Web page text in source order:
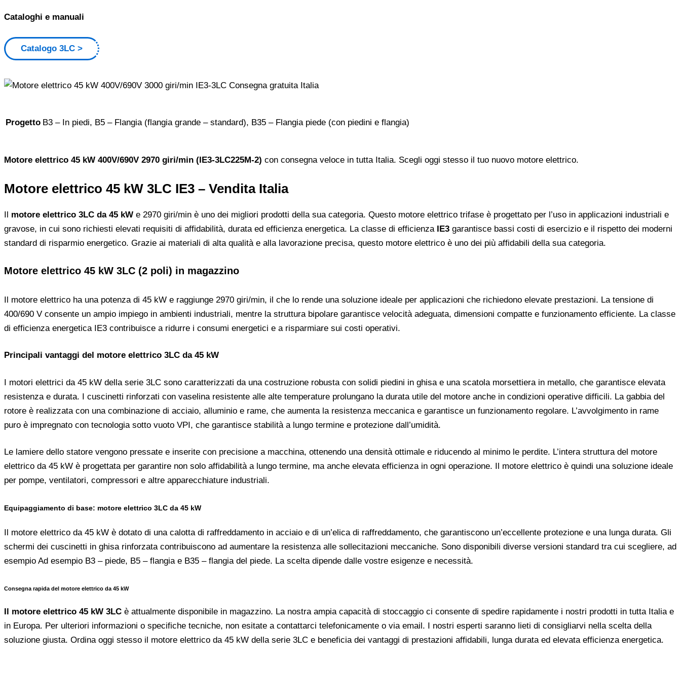
Cataloghi e manuali
Catalogo 3LC
Progetto B3 – In piedi, B5 – Flangia (flangia grande – standard), B35 – Flangia piede (con piedini e flangia)
Motore elettrico 45 kW 400V/690V 2970 giri/min (IE3-3LC225M-2) con consegna veloce in tutta Italia. Scegli oggi stesso il tuo nuovo motore elettrico.
Motore elettrico 45 kW 3LC IE3 – Vendita Italia
motore elettrico 3LC da 45 kW e 2970 giri/min è uno dei migliori prodotti della sua categoria. Questo motore elettrico trifase è progettato per l’uso in applicazioni industriali e
gravose, in cui sono richiesti elevati requisiti di affidabilità, durata ed efficienza energetica. La classe di efficienza
IE3 garantisce bassi costi di esercizio e il rispetto dei moderni
standard di risparmio energetico. Grazie ai materiali di alta qualità e alla lavorazione precisa, questo motore elettrico è uno dei più affidabili della sua categoria.
Motore elettrico 45 kW 3LC (2 poli) in magazzino
Il motore elettrico ha una potenza di 45 kW e raggiunge 2970 giri/min, il che lo rende una soluzione ideale per applicazioni che richiedono elevate prestazioni. La tensione di
400/690 V consente un ampio impiego in ambienti industriali, mentre la struttura bipolare garantisce velocità adeguata, dimensioni compatte e funzionamento efficiente. La classe
di efficienza energetica IE3 contribuisce a ridurre i consumi energetici e a risparmiare sui costi operativi.
Principali vantaggi del motore elettrico 3LC da 45 kW
I motori elettrici da 45 kW della serie 3LC sono caratterizzati da una costruzione robusta con solidi piedini in ghisa e una scatola morsettiera in metallo, che garantisce elevata
resistenza e durata. I cuscinetti rinforzati con vaselina resistente alle alte temperature prolungano la durata utile del motore anche in condizioni operative difficili. La gabbia del
rotore è realizzata con una combinazione di acciaio, alluminio e rame, che aumenta la resistenza meccanica e garantisce un funzionamento regolare. L’avvolgimento in rame
puro è impregnato con tecnologia sotto vuoto VPI, che garantisce stabilità a lungo termine e protezione dall’umidità.
Le lamiere dello statore vengono pressate e inserite con precisione a macchina, ottenendo una densità ottimale e riducendo al minimo le perdite. L’intera struttura del motore
elettrico da 45 kW è progettata per garantire non solo affidabilità a lungo termine, ma anche elevata efficienza in ogni operazione. Il motore elettrico è quindi una soluzione ideale
per pompe, ventilatori, compressori e altre apparecchiature industriali.
Equipaggiamento di base: motore elettrico 3LC da 45 kW
Il motore elettrico da 45 kW è dotato di una calotta di raffreddamento in acciaio e di un’elica di raffreddamento, che garantiscono un’eccellente protezione e una lunga durata. Gli
schermi dei cuscinetti in ghisa rinforzata contribuiscono ad aumentare la resistenza alle sollecitazioni meccaniche. Sono disponibili diverse versioni standard tra cui scegliere, ad
esempio Ad esempio B3 – piede, B5 – flangia e B35 – flangia del piede. La scelta dipende dalle vostre esigenze e necessità.
Consegna rapida del motore elettrico da 45 kW
Il motore elettrico 45 kW 3LC è attualmente disponibile in magazzino. La nostra ampia capacità di stoccaggio ci consente di spedire rapidamente i nostri prodotti in tutta Italia e
in Europa. Per ulteriori informazioni o specifiche tecniche, non esitate a contattarci telefonicamente o via email. I nostri esperti saranno lieti di consigliarvi nella scelta della
soluzione giusta. Ordina oggi stesso il motore elettrico da 45 kW della serie 3LC e beneficia dei vantaggi di prestazioni affidabili, lunga durata ed elevata efficienza energetica.